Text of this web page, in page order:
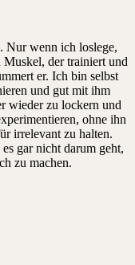
Nur wenn ich loslege,
der trainiert und
er. Ich bin selbst
und gut mit ihm
wieder zu lockern und
ohne ihn
irrelevant zu halten.
gar nicht darum geht,
zu machen.